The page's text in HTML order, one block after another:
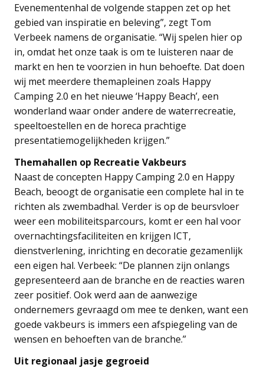
Evenementenhal de volgende stappen zet op het
gebied van inspiratie en beleving”, zegt Tom
Verbeek namens de organisatie. “Wij spelen hier op
in, omdat het onze taak is om te luisteren naar de
markt en hen te voorzien in hun behoefte. Dat doen
wij met meerdere themapleinen zoals Happy
Camping 2.0 en het nieuwe ‘Happy Beach’, een
wonderland waar onder andere de waterrecreatie,
speeltoestellen en de horeca prachtige
presentatiemogelijkheden krijgen.”
Themahallen op Recreatie Vakbeurs
Naast de concepten Happy Camping 2.0 en Happy
Beach, beoogt de organisatie een complete hal in te
richten als zwembadhal. Verder is op de beursvloer
weer een mobiliteitsparcours, komt er een hal voor
overnachtingsfaciliteiten en krijgen ICT,
dienstverlening, inrichting en decoratie gezamenlijk
een eigen hal. Verbeek: “De plannen zijn onlangs
gepresenteerd aan de branche en de reacties waren
zeer positief. Ook werd aan de aanwezige
ondernemers gevraagd om mee te denken, want een
goede vakbeurs is immers een afspiegeling van de
wensen en behoeften van de branche.”
Uit regionaal jasje gegroeid